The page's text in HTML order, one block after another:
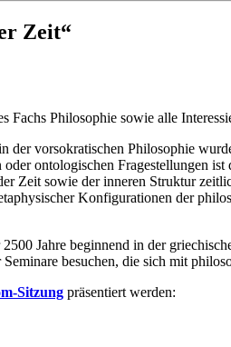
Zeit“
Philosophie sowie alle
der vorsokratischen Philosophie
ontologischen Fragestellungen
sowie der inneren Struktur
Konfigurationen der
Jahre beginnend in der
besuchen, die sich mit
Sitzung präsentiert werden: